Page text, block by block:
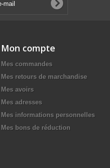
Mon compte
Mes commandes
Mes retours de marchandise
Mes avoirs
Mes adresses
Mes informations personnelles
Mes bons de réduction